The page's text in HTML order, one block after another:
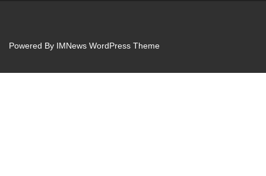
Powered By IMNews WordPress Theme